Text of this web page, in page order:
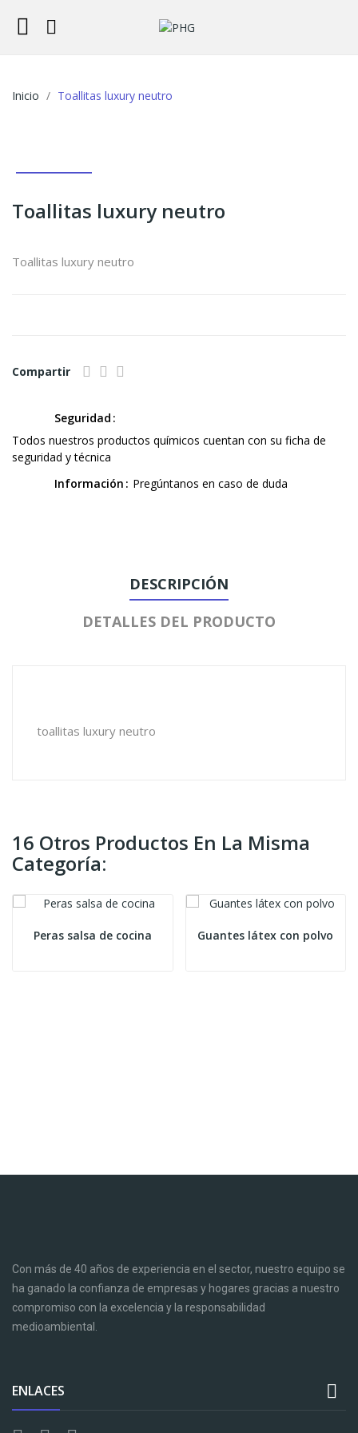
Inicio Toallitas luxury neutro
Toallitas luxury neutro
Toallitas luxury neutro
Compartir
Seguridad
Todos nuestros productos químicos cuentan con su ficha de
seguridad y técnica
Información
Pregúntanos en caso de duda
DESCRIPCIÓN
DETALLES DEL PRODUCTO
toallitas luxury neutro
16 Otros Productos En La Misma
Categoría:
Peras salsa de cocina Guantes látex con polvo
Con más de 40 años de experiencia en el sector, nuestro equipo se
ha ganado la confianza de empresas y hogares gracias a nuestro
compromiso con la excelencia y la responsabilidad
medioambiental.
ENLACES 